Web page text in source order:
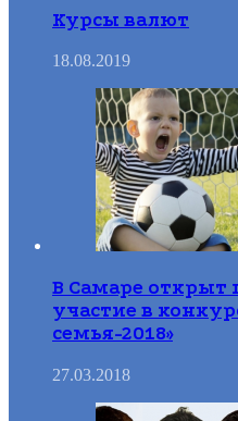
Курсы валют
18.08.2019
В Самаре открыт
участие в
семья-2018»
27.03.2018